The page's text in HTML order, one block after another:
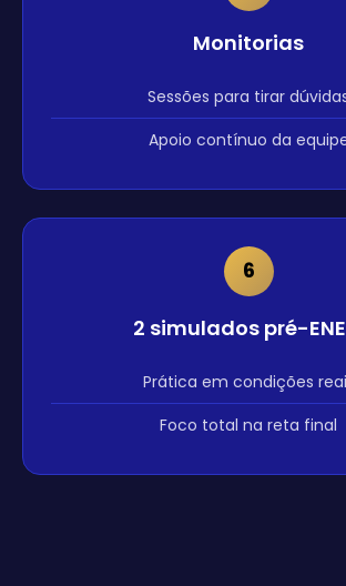
Monitorias
Sessões para tirar
Apoio contínuo da
6
2 simulados pré-
Prática em condições
Foco total na reta final